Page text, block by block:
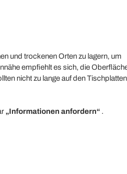
und trockenen Orten zu lagern, um
empfiehlt es sich, die
nicht zu lange auf den
„Informationen anfordern“.